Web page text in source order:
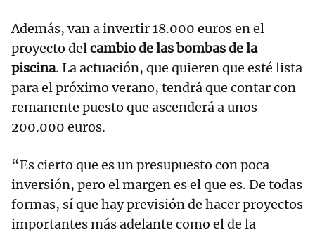
Además, van a invertir 18.000 euros en el
proyecto delcambio de las bombas de la
piscina. La actuación, que quieren que esté lista
para el próximo verano, tendrá que contar con
remanente puesto que ascenderá a unos
200.000 euros.
“Es cierto que es un presupuesto con poca
inversión, pero el margen es el que es. De todas
formas, sí que hay previsión de hacer proyectos
importantes más adelante como el de la